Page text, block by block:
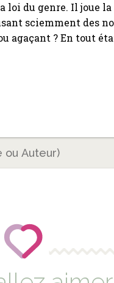
loi du genre. Il joue
sciemment des
agaçant ? En tout